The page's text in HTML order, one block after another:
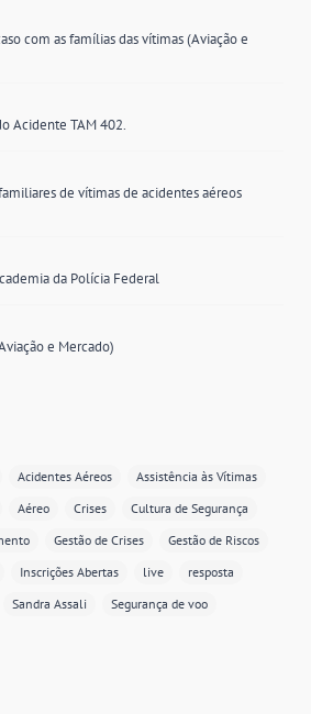
com as famílias das vítimas (Aviação e
Acidente TAM 402.
de vítimas de acidentes aéreos
da Polícia Federal
e Mercado)
Acidentes Aéreos
Assistência às Vítimas
Aéreo Crises
Cultura de Segurança
Gestão de Crises
Gestão de Riscos
Inscrições Abertas live
resposta
Sandra Assali Segurança de voo